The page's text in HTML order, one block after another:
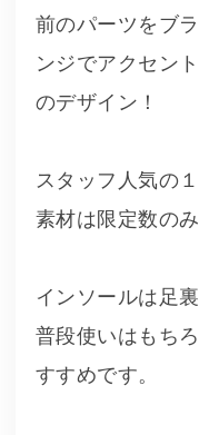
前のパーツをブ
ンジでアクセン
のデザイン！
スタッフ人気の
素材は限定数の
インソールは足
普段使いはもち
すすめです。